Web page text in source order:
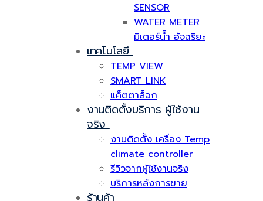
SENSOR
WATER METER
มิเตอร์น้ำ อัจฉริยะ
เทคโนโลยี
TEMP VIEW
SMART LINK
แค็ตตาล็อก
งานติดตั้งบริการ ผู้ใช้งาน
จริง
งานติดตั้ง เครื่อง Temp
climate controller
รีวิวจากผู้ใช้งานจริง
บริการหลังการขาย
ร้านค้า